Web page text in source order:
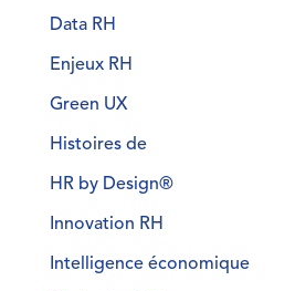
Data RH
Enjeux RH
Green UX
Histoires de
HR by Design®
Innovation RH
Intelligence économique